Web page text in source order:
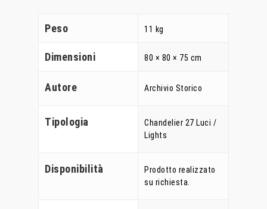
Peso 11 kg
Dimensioni 80 × 80 × 75 cm
Autore Archivio Storico
Tipologia
Chandelier 27 Luci /
Lights
Disponibilità
Prodotto realizzato
su richiesta.